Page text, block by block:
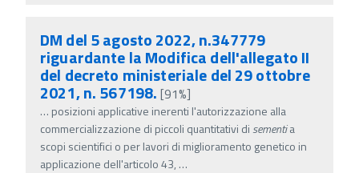
DM del 5 agosto 2022, n.347779
riguardante la Modifica dell'allegato II
del decreto ministeriale del 29 ottobre
2021, n. 567198. [91%]
… posizioni applicative inerenti l'autorizzazione alla
commercializzazione di piccoli quantitativi di sementia
scopi scientifici o per lavori di miglioramento genetico in
applicazione dell'articolo 43, …